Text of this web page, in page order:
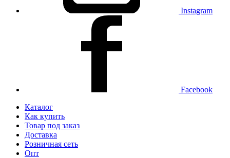
Instagram
Facebook
Каталог
Как купить
Товар под заказ
Доставка
Розничная сеть
Опт